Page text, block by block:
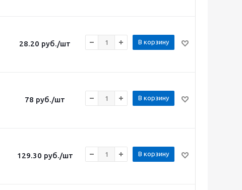
28.20 руб./шт В корзину
78 руб./шт В корзину
129.30 руб./шт В корзину